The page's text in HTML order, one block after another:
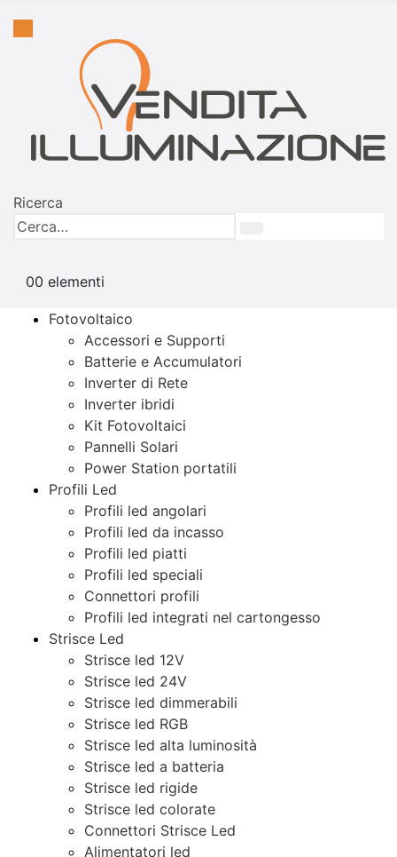
Ricerca
00 elementi
Fotovoltaico
Accessori e Supporti
Batterie e Accumulatori
Inverter di Rete
Inverter ibridi
Kit Fotovoltaici
Pannelli Solari
Power Station portatili
Profili Led
Profili led angolari
Profili led da incasso
Profili led piatti
Profili led speciali
Connettori profili
Profili led integrati nel cartongesso
Strisce Led
Strisce led 12V
Strisce led 24V
Strisce led dimmerabili
Strisce led RGB
Strisce led alta luminosità
Strisce led a batteria
Strisce led rigide
Strisce led colorate
Connettori Strisce Led
Alimentatori led